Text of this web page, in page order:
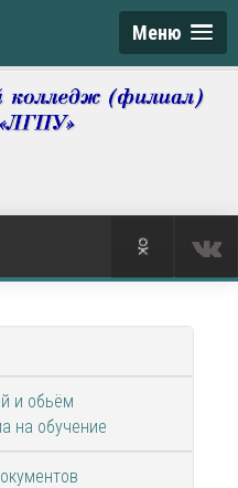
Меню
и обьём
на обучение